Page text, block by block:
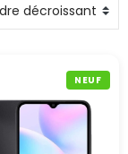
NEUF